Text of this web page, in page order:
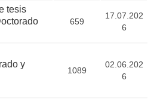
tesis
659
17.07.202
6
y
1089
02.06.202
6